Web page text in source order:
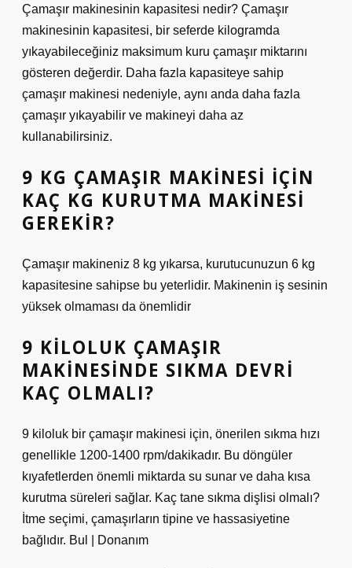
Çamaşır makinesinin kapasitesi nedir? Çamaşır
makinesinin kapasitesi, bir seferde kilogramda
yıkayabileceğiniz maksimum kuru çamaşır miktarını
gösteren değerdir. Daha fazla kapasiteye sahip
çamaşır makinesi nedeniyle, aynı anda daha fazla
çamaşır yıkayabilir ve makineyi daha az
kullanabilirsiniz.
9 KG ÇAMAŞIR MAKINESI IÇIN
KAÇ KG KURUTMA MAKINESI
GEREKIR?
Çamaşır makineniz 8 kg yıkarsa, kurutucunuzun 6 kg
kapasitesine sahipse bu yeterlidir. Makinenin iş sesinin
yüksek olmaması da önemlidir
9 KILOLUK ÇAMAŞIR
MAKINESINDE SIKMA DEVRI
KAÇ OLMALI?
9 kiloluk bir çamaşır makinesi için, önerilen sıkma hızı
genellikle 1200-1400 rpm/dakikadır. Bu döngüler
kıyafetlerden önemli miktarda su sunar ve daha kısa
kurutma süreleri sağlar. Kaç tane sıkma dişlisi olmalı?
İtme seçimi, çamaşırların tipine ve hassasiyetine
bağlıdır. Bul | Donanım